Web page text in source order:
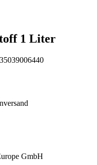
1 Liter
GmbH